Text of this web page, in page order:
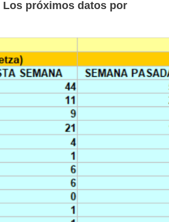
Los próximos datos por